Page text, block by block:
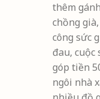
thêm
chồng
công sức
đau,
góp tiền
ngôi nhà